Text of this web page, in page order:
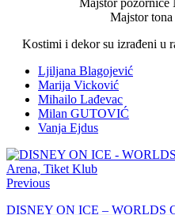
Majstor
Kostimi i dekor su izrađeni u
Ljiljana Blagojević
Marija Vicković
Mihailo Lađevac
Milan GUTOVIĆ
Vanja Ejdus
Previous
DISNEY ON ICE – WORLDS